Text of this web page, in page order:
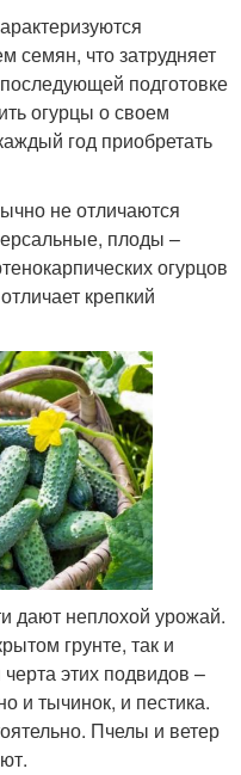
семян, что затрудняет
подготовке
огурцы о своем
год приобретать
не отличаются
плоды –
огурцов
крепкий
дают неплохой урожай.
грунте, так и
этих подвидов –
и тычинок, и пестика.
Пчелы и ветер